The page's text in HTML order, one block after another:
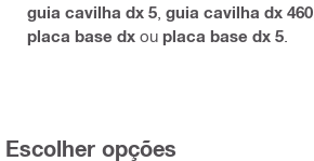
guia cavilha dx 5 guia cavilha dx 460
placa base dx ou placa base dx 5
Escolher opções